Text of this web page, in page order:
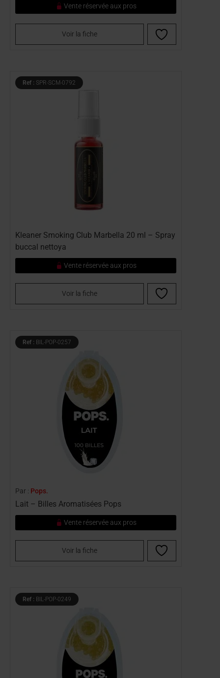
Vente réservée aux pros
Voir la fiche
Ref : SPR-SCM-0792
Kleaner Smoking Club Marbella 20 ml – Spray
buccal nettoya
Vente réservée aux pros
Voir la fiche
Ref : BIL-POP-0257
Par : Pops.
Lait – Billes Aromatisées Pops
Vente réservée aux pros
Voir la fiche
Ref : BIL-POP-0249